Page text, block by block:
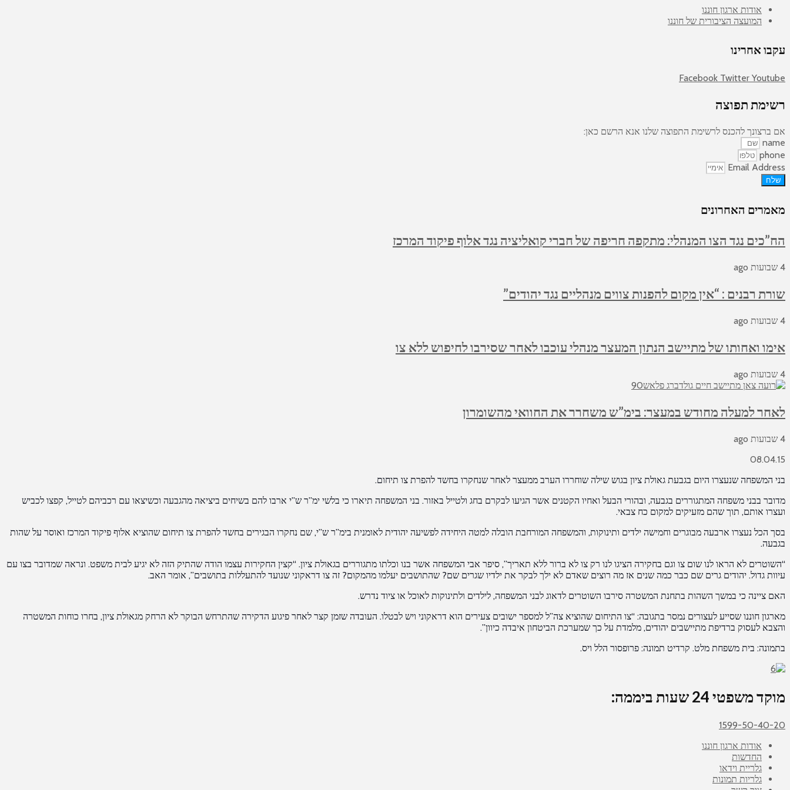
אודות ארגון חוננו
המועצה הציבורית של חוננו
עקבו אחרינו
Facebook Twitter Youtube
רשימת תפוצה
אם ברצונך להכנס לרשימת התפוצה שלנו אנא הרשם כאן:
name
phone
Email Address
שלח
מאמרים האחרונים
הח”כים נגד הצו המנהלי: מתקפה חריפה של חברי קואליציה נגד אלוף פיקוד המרכז
4 שבועות ago
שורת רבנים : “אין מקום להפנות צווים מנהליים נגד יהודים”
4 שבועות ago
אימו ואחותו של מתיישב הנתון המעצר מנהלי עוכבו לאחר שסירבו לחיפוש ללא צו
4 שבועות ago
לאחר למעלה מחודש במעצר: בימ”ש משחרר את החוואי מהשומרון
4 שבועות ago
08.04.15
בני המשפחה שנעצרו היום בגבעת גאולת ציון בגוש שילה שוחררו הערב ממעצר לאחר שנחקרו בחשד להפרת צו תיחום.
מדובר בבני משפחה המתגוררים בגבעה, ובהורי הבעל ואחיו הקטנים אשר הגיעו לבקרם בחג ולטייל באזור. בני המשפחה תיארו כי בלשי ימ”ר ש”י ארבו להם בשיחים ביציאה מהגבעה וכשיצאו עם רכביהם לטייל, קפצו לכביש
ועצרו אותם, תוך שהם מזעיקים למקום כח צבאי.
בסך הכל נעצרו ארבעה מבוגרים וחמישה ילדים ותינוקות, והמשפחה המורחבת הובלה למטה היחידה לפשיעה יהודית לאומנית בימ”ר ש”י, שם נחקרו הבגירים בחשד להפרת צו תיחום שהוציא אלוף פיקוד המרכז ואוסר על שהות
בגבעה.
“השוטרים לא הראו לנו שום צו וגם בחקירה הציגו לנו רק צו לא ברור ללא תאריך”, סיפר אבי המשפחה אשר בנו וכלתו מתגוררים בגאולת ציון. “קצין החקירות עצמו הודה שהתיק הזה לא יגיע לבית משפט. ונראה שמדובר בצו עם
עיוות גדול. יהודים גרים שם כבר כמה שנים אז מה רוצים שאדם לא ילך לבקר את ילדיו שגרים שם? שהתושבים יעלמו מהמקום? זה צו דראקוני שנועד להתעללות בתושבים”, אומר האב.
האם ציינה כי במשך השהות בתחנת המשטרה סירבו השוטרים לדאוג לבני המשפחה, לילדים ולתינוקות לאוכל או ציוד נדרש.
מארגון חוננו שסייע לעצורים נמסר בתגובה: “צו התיחום שהוציא צה”ל למספר ישובים צעירים הוא דראקוני ויש לבטלו. העובדה שזמן קצר לאחר פיגוע הדקירה שהתרחש הבוקר לא הרחק מגאולת ציון, בחרו כוחות המשטרה
והצבא לעסוק ברדיפת מתיישבים יהודים, מלמדת על כך שמערכת הביטחון איבדה כיוון”.
בתמונה: בית משפחת מלט. קרדיט תמונה: פרופסור הלל ויס.
מוקד משפטי 24 שעות ביממה:
1599-50-40-20
אודות ארגון חוננו
החדשות
גלריית וידאו
גלריות תמונות